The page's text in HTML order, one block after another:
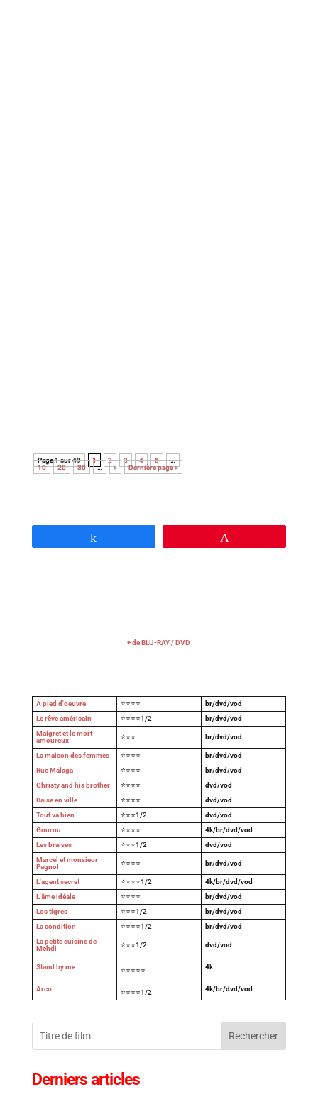
Page 1 sur 49 1 2 3 4 5
…
10
20 30 … » Dernière page »
+ de BLU-RAY / DVD
À pied d'oeuvre ⭐⭐⭐⭐
br/dvd/vod
Le rêve américain
⭐⭐⭐⭐1/2
br/dvd/vod
Maigret et le mort
amoureux
⭐⭐⭐ br/dvd/vod
La maison des femmes ⭐⭐⭐⭐
br/dvd/vod
Rue Malaga
⭐⭐⭐⭐
br/dvd/vod
Christy and his brother
⭐⭐⭐⭐
dvd/vod
Baise en ville
⭐⭐⭐⭐
dvd/vod
Tout va bien
⭐⭐⭐1/2
dvd/vod
Gourou
⭐⭐⭐⭐
4k/br/dvd/vod
Les braises
⭐⭐⭐1/2
dvd/vod
Marcel et monsieur
Pagnol
⭐⭐⭐⭐ br/dvd/vod
L'agent secret ⭐⭐⭐⭐1/2
4k/br/dvd/vod
L'âme idéale
⭐⭐⭐⭐
br/dvd/vod
Los tigres
⭐⭐⭐1/2
br/dvd/vod
La condition
⭐⭐⭐⭐1/2
br/dvd/vod
La petite cuisine de
Mehdi
⭐⭐⭐1/2 dvd/vod
Stand by me ⭐⭐⭐⭐⭐ 4k
Arco ⭐⭐⭐⭐1/2 4k/br/dvd/vod
Rechercher
Derniers articles